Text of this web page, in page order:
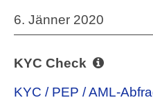
6. Jänner 2020
KYC Check
KYC / PEP / AML-